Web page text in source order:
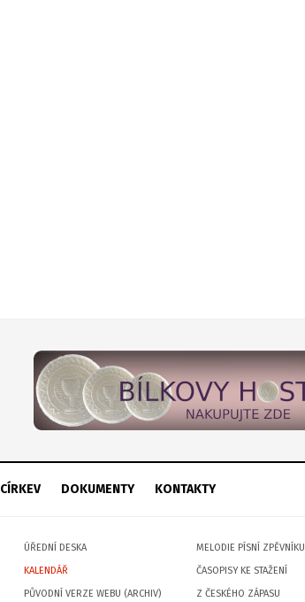
CÍRKEV DOKUMENTY KONTAKTY
ÚŘEDNÍ DESKA
KALENDÁŘ
PŮVODNÍ VERZE WEBU (ARCHIV)
MELODIE PÍSNÍ ZPĚVNÍKU
ČASOPISY KE STAŽENÍ
Z ČESKÉHO ZÁPASU